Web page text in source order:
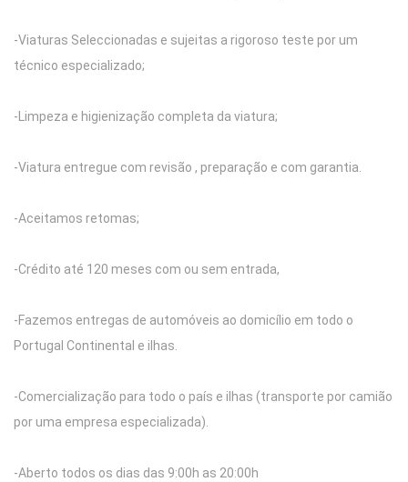
-Viaturas Seleccionadas e sujeitas a rigoroso teste por um
técnico especializado;
-Limpeza e higienização completa da viatura;
-Viatura entregue com revisão , preparação e com garantia.
-Aceitamos retomas;
-Crédito até 120 meses com ou sem entrada,
-Fazemos entregas de automóveis ao domicílio em todo o
Portugal Continental e ilhas.
-Comercialização para todo o país e ilhas (transporte por camião
por uma empresa especializada).
-Aberto todos os dias das 9:00h as 20:00h